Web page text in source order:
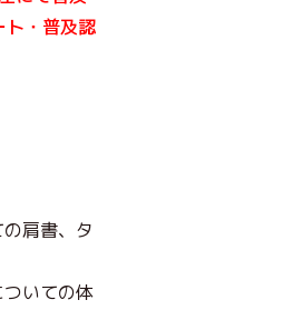
ト・普及認
肩書、タ
いての体